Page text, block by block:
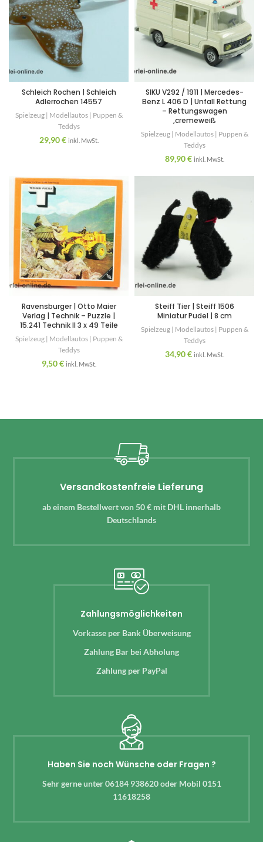
Schleich Rochen | Schleich
Adlerrochen 14557
Spielzeug | Modellautos | Puppen &
Teddys
29,90€ inkl. MwSt.
SIKU V292 / 1911 | Mercedes-
Benz L 406 D | Unfall Rettung
– Rettungswagen
,cremeweiß
Spielzeug | Modellautos | Puppen &
Teddys
89,90€ inkl. MwSt.
Ravensburger | Otto Maier
Verlag | Technik – Puzzle |
15.241 Technik II 3 x 49 Teile
Spielzeug | Modellautos | Puppen &
Teddys
9,50€ inkl. MwSt.
Steiff Tier | Steiff 1506
Miniatur Pudel | 8 cm
Spielzeug | Modellautos | Puppen &
Teddys
34,90€ inkl. MwSt.
Versandkostenfreie Lieferung
ab einem Bestellwert von 50 € mit DHL innerhalb
Deutschlands
Zahlungsmöglichkeiten
Vorkasse per Bank Überweisung
Zahlung Bar bei Abholung
Zahlung per PayPal
Haben Sie noch Wünsche oder Fragen ?
Sehr gerne unter 06184 938620 oder Mobil 0151
11618258